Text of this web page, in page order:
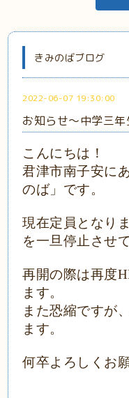
きみのばブログ
2022-06-07 19:30:00
お知らせ～中学三
こんにちは！
君津市南子安に
のば」です。
現在定員となり
を一旦停止させ
再開の際は再度
ます。
また恐縮ですが
ます。
何卒よろしくお